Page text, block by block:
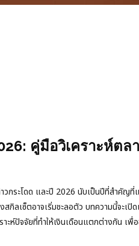
คู่มือวิเคราะห์ต
วกระโดด และปี 2026 นับเป็นปีที่สำคัญ
ลเซ็ตอาจเริ่มชะลอตัว บทความนี้จะเปิด
ห์ปัจจัยที่ทำให้เงินเดือนแตกต่างกัน เ